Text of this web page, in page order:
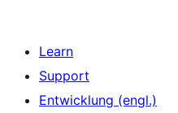
Learn
Support
Entwicklung (engl.)